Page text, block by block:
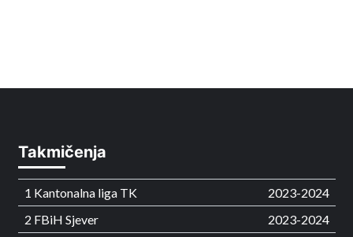
Takmičenja
1 Kantonalna liga TK
2023-2024
2 FBiH Sjever
2023-2024